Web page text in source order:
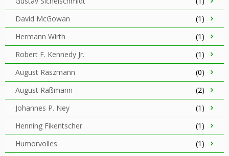
David McGowan
(1)
Hermann Wirth
(1)
Robert F. Kennedy Jr.
(1)
August Raszmann
(0)
August Raßmann
(2)
Johannes P. Ney
(1)
Henning Fikentscher
(1)
Humorvolles
(1)